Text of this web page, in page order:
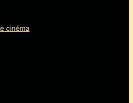
cinéma